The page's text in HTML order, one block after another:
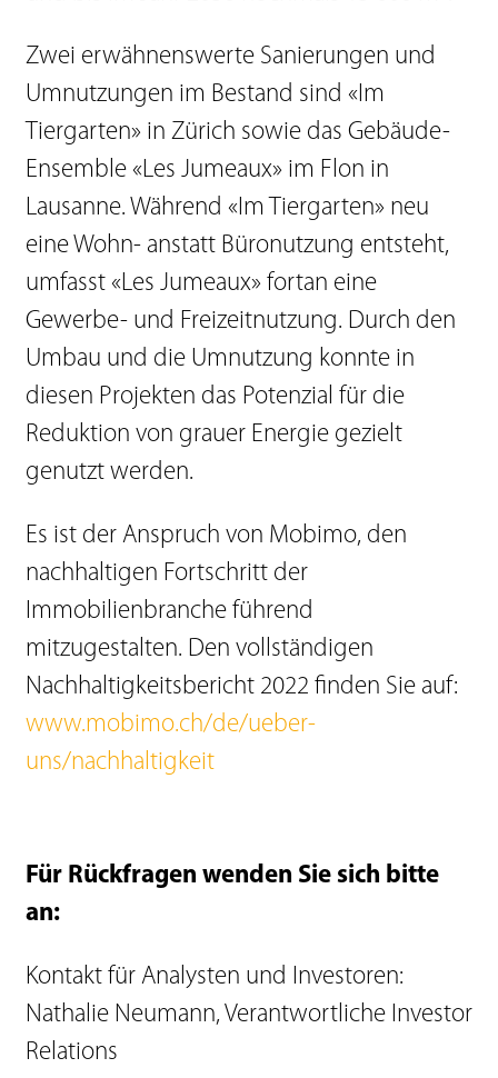
Zwei erwähnenswerte Sanierungen und
Umnutzungen im Bestand sind «Im
Tiergarten» in Zürich sowie das Gebäude-
Ensemble «Les Jumeaux» im Flon in
Lausanne. Während «Im Tiergarten» neu
eine Wohn- anstatt Büronutzung entsteht,
umfasst «Les Jumeaux» fortan eine
Gewerbe- und Freizeitnutzung. Durch den
Umbau und die Umnutzung konnte in
diesen Projekten das Potenzial für die
Reduktion von grauer Energie gezielt
genutzt werden.
Es ist der Anspruch von Mobimo, den
nachhaltigen Fortschritt der
Immobilienbranche führend
mitzugestalten. Den vollständigen
Nachhaltigkeitsbericht 2022 finden Sie auf:
www.mobimo.ch/de/ueber-
uns/nachhaltigkeit
Für Rückfragen wenden Sie sich bitte
an:
Kontakt für Analysten und Investoren:
Nathalie Neumann, Verantwortliche Investor
Relations